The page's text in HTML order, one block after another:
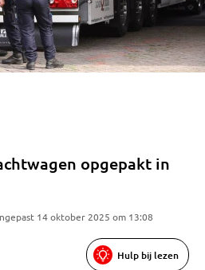
opgepakt in
14 oktober 2025 om 13:08
Hulp bij lezen